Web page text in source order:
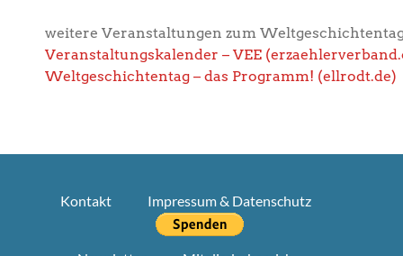
weitere Veranstaltungen zum
Veranstaltungskalender – VEE
Weltgeschichtentag – das Programm! (ellrodt.de)
Kontakt Impressum & Datenschutz